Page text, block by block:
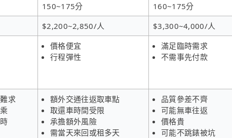
150~175分
160~175分
$2,200~2,850/人
$3,300~4,000/人
價格便宜
行程彈性
滿足臨時需求
不需事先付款
求
額外交通往返取車點
取還車時間受限
承擔額外風險
需當天來回或租多天
品質參差不齊
可能無車往返
價格貴
可能不跳錶被坑